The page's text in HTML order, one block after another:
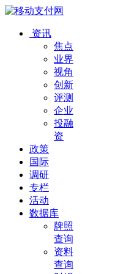
资讯
焦点
业界
视角
创新
评测
企业
投融
资
政策
国际
调研
专栏
活动
数据库
牌照
查询
资料
查询